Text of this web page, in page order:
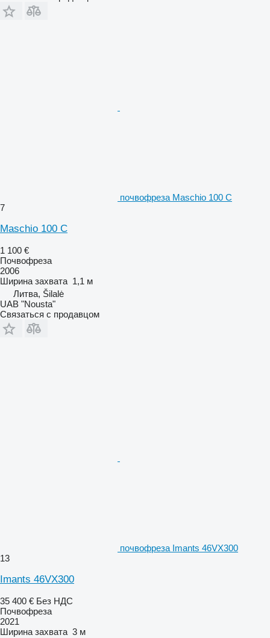
почвофреза Maschio 100 C
7
Maschio 100 C
1 100 €
Почвофреза
2006
Ширина захвата 1,1 м
Литва, Šilalė
UAB "Nousta"
Связаться с продавцом
почвофреза Imants 46VX300
13
Imants 46VX300
35 400 € Без НДС
Почвофреза
2021
Ширина захвата 3 м